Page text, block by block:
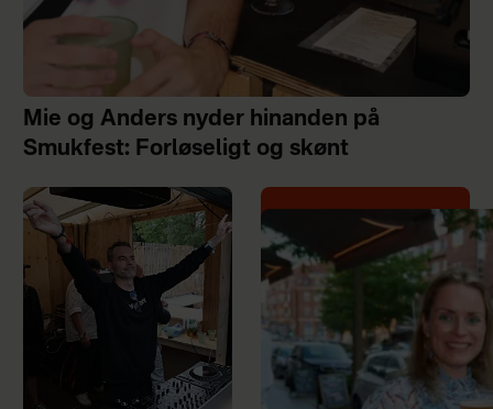
Mie og Anders nyder hinanden på
Smukfest: Forløseligt og skønt